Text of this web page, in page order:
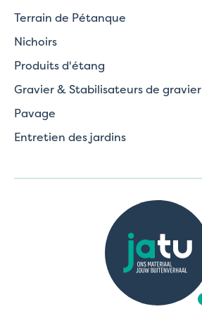
Terrain de Pétanque
Nichoirs
Produits d'étang
Gravier & Stabilisateurs de gravier
Pavage
Entretien des jardins